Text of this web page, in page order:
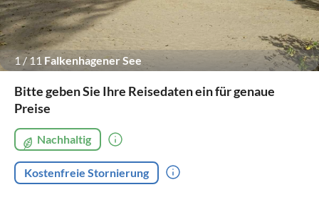
1 / 11 Falkenhagener See
Bitte geben Sie Ihre Reisedaten ein für genaue
Preise
Nachhaltig
Kostenfreie Stornierung